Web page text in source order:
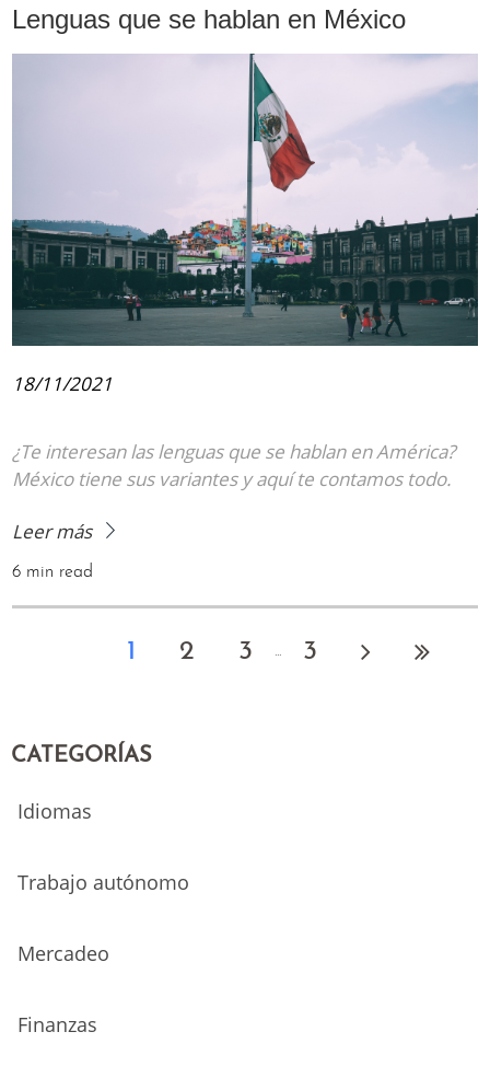
Lenguas que se hablan en México
18/11/2021
¿Te interesan las lenguas que se hablan en América?
México tiene sus variantes y aquí te contamos todo.
Leer más
6 min read
1 2 3 ... 3
CATEGORÍAS
Idiomas
Trabajo autónomo
Mercadeo
Finanzas